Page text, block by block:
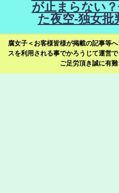
が止まらない
た夜空-独女批
腐女子＜お客様皆様が掲載の記事等
スを利用される事でかろうじて運営
ご足労頂き誠に有難